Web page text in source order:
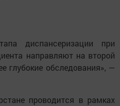
диспансеризации при
направляют на второй
глубокие обследования», —
проводится в рамках